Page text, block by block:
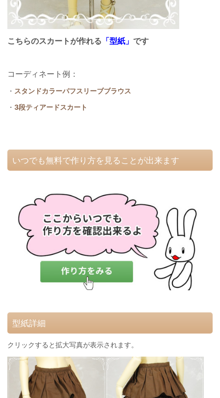
こちらのスカート が作れる 「型紙」 です
コーディネート例：
・ スタンドカラーパフスリーブブラウス
・ 3段ティアードスカート
いつでも無料で作り方を見ることが出来ます
型紙詳細
クリックすると拡大写真が表示されます。